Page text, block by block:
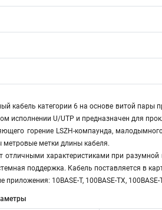
кабель категории 6 на основе витой пары
исполнении U/UTP и предназначен для
горение LSZH-компаунда,
метровые метки длины кабеля.
отличными характеристиками при
поддержка. Кабель поставляется в
10BASE-T, 100BASE-TX, 100BASE-